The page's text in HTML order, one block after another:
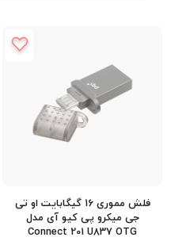
فلش مموری 16 گیگابایت او تی
جی میکرو پی کیو آی مدل
Connect 201 U837 OTG